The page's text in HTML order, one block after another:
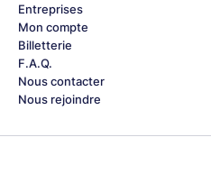
Entreprises
Mon compte
Billetterie
F.A.Q.
Nous contacter
Nous rejoindre